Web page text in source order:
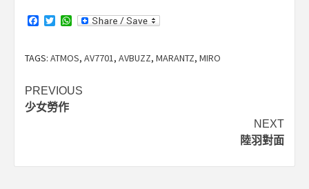
Facebook
TwitterWhatsApp
TAGS: ATMOS, AV7701, AVBUZZ, MARANTZ, MIRO
Post
navigation
PREVIOUS
少女勞作
NEXT
陸羽對面